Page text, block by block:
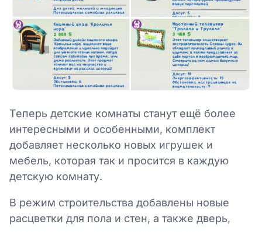
Теперь детские комнаты станут ещё более
интересными и особенными, комплект
добавляет несколько новых игрушек и
мебель, которая так и просится в каждую
детскую комнату.
В режим строительства добавлены новые
расцветки для пола и стен, а также дверь,